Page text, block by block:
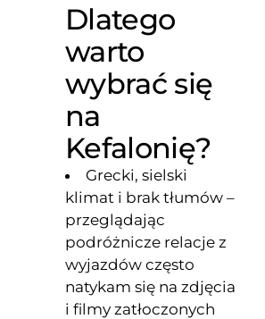
Dlatego
warto
wybrać się
na
Kefalonię?
Grecki, sielski
klimat i brak tłumów –
przeglądając
podróżnicze relacje z
wyjazdów często
natykam się na zdjęcia
i filmy zatłoczonych